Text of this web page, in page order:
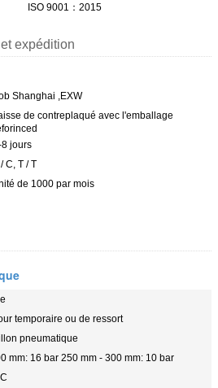
ISO 9001：2015
expédition
Shanghai ,EXW
de contreplaqué avec l'emballage
jours
C, T / T
de 1000 par mois
temporaire ou de ressort
pneumatique
mm: 16 bar 250 mm - 300 mm: 10 bar